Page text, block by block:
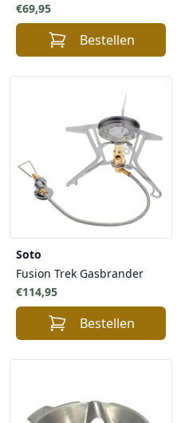
€69,95
Bestellen
Soto
Fusion Trek Gasbrander
€114,95
Bestellen